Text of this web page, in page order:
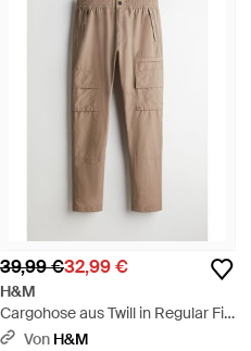
39,99 €32,99 €
H&M
Cargohose aus Twill in Regular Fit
- Natur
Von H&M